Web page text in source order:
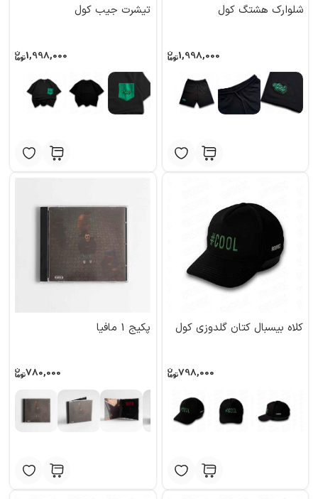
شلوارک هشتگ کول
1,998,000
تیشرت جیب کول
1,998,000
کلاه بیسبال کتان گلدوزی کول
798,000
پکیج 1 مافیا
780,000